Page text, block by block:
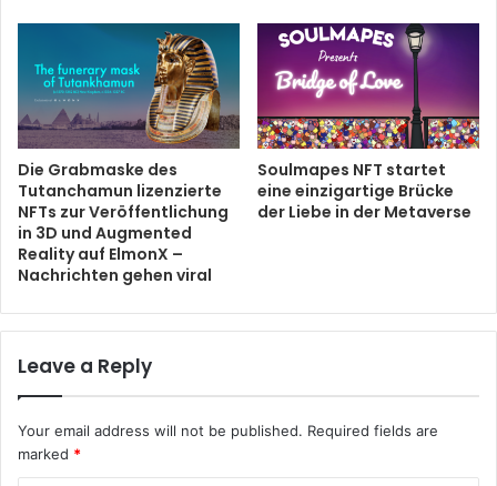
Die Grabmaske des
Tutanchamun lizenzierte
NFTs zur Veröffentlichung
in 3D und Augmented
Reality auf ElmonX –
Nachrichten gehen viral
Soulmapes NFT startet
eine einzigartige Brücke
der Liebe in der Metaverse
Leave a Reply
Your email address will not be published. Required fields are
marked *